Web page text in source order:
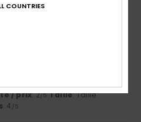
/ prix: 2/5 Taille: Taille
: 4 /5
COUNTRIES